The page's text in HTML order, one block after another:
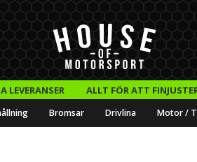
LEVERANSER ALLT FÖR ATT
Bromsar Drivlina Motor /